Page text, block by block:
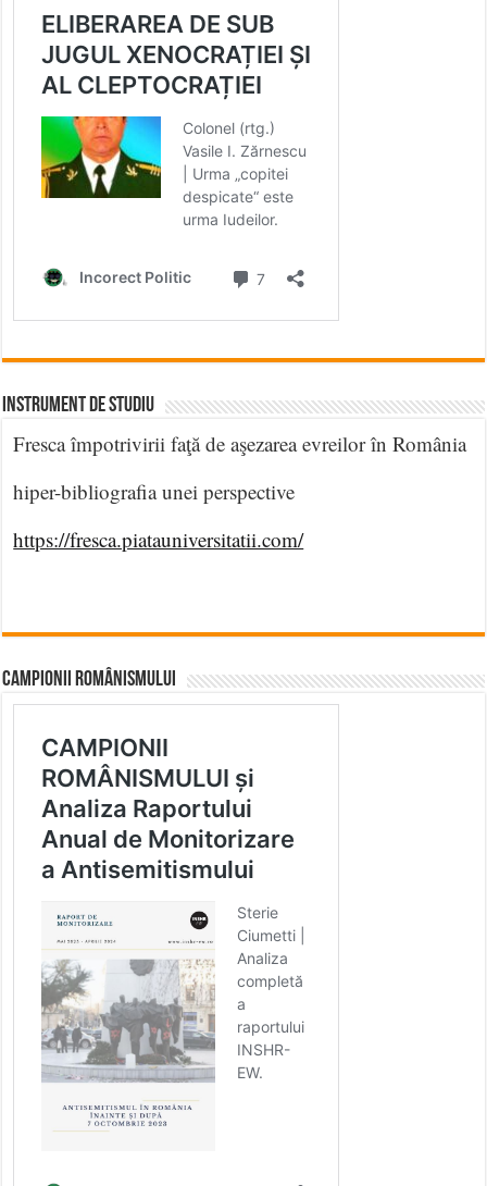
INSTRUMENT DE STUDIU
Fresca împotrivirii faţă de aşezarea evreilor în România
hiper-bibliografia unei perspective
https://fresca.piatauniversitatii.com/
CAMPIONII ROMÂNISMULUI